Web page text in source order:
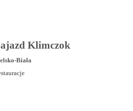
Klimczok
Biała